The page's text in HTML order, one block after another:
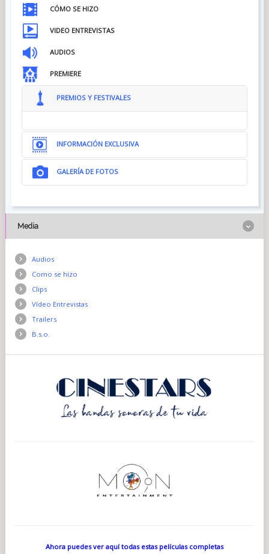
CÓMO SE HIZO
VIDEO ENTREVISTAS
AUDIOS
PREMIERE
PREMIOS Y FESTIVALES
INFORMACIÓN EXCLUSIVA
GALERÍA DE FOTOS
Media
Audios
Como se hizo
Clips
Vídeo Entrevistas
Trailers
B.s.o.
Ahora puedes ver aquí todas estas películas completas